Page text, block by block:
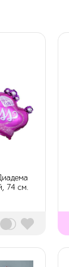
74 см.